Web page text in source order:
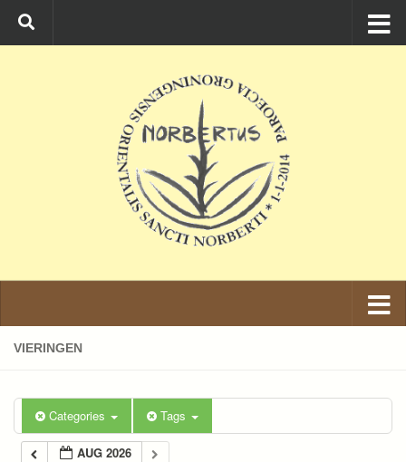
Ga naar de inhoud
VIERINGEN
Categories Tags
AUG 2026